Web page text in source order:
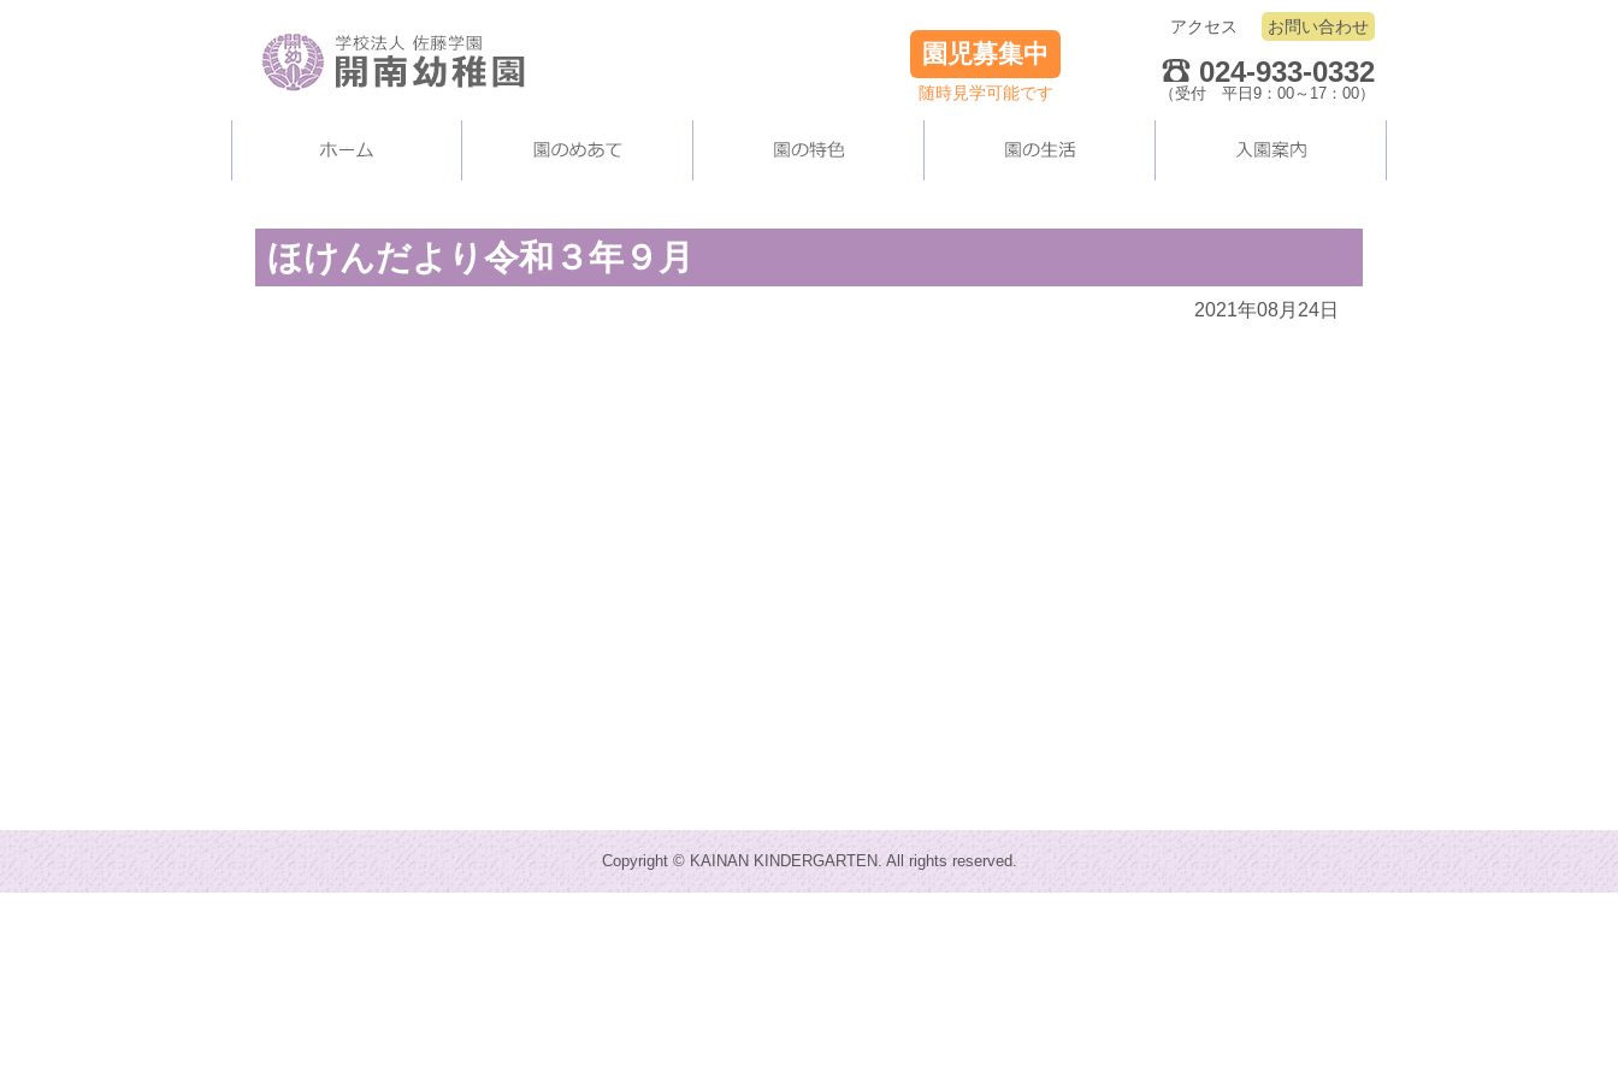
園児募集中
随時見学可能です
アクセス お問い合わせ
024-933-0332
（受付 平日9：00～17：00）
ほけんだより令和３年９月
2021年08月24日
Copyright © KAINAN KINDERGARTEN. All rights reserved.